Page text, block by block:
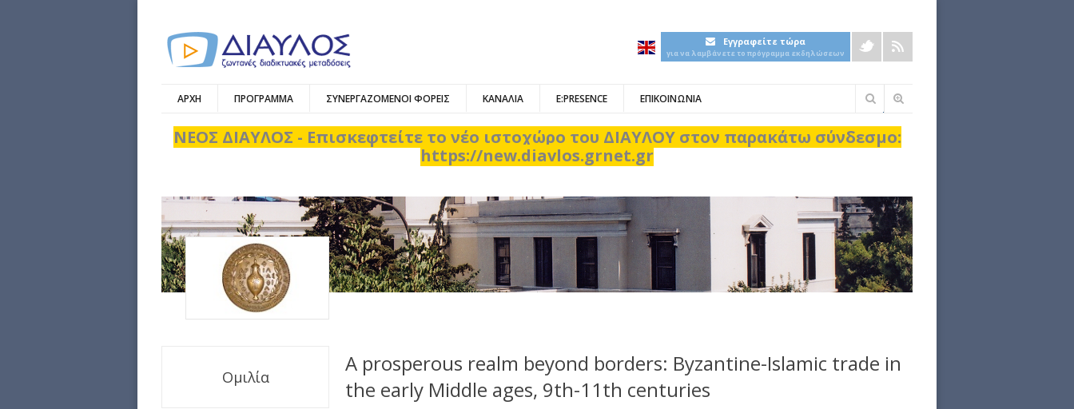
Εγγραφείτε τώρα
για να λαμβάνετε το πρόγραμμα εκδηλώσεων
ΑΡΧΗ ΠΡΟΓΡΑΜΜΑ ΣΥΝΕΡΓΑΖΟΜΕΝΟΙ ΦΟΡΕΙΣ ΚΑΝΑΛΙΑ E:PRESENCE ΕΠΙΚΟΙΝΩΝΙΑ
Φόρμα
αναζήτησης
ΝΕΟΣ ΔΙΑΥΛΟΣ - Επισκεφτείτε το νέο ιστοχώρο του ΔΙΑΥΛΟΥ στον παρακάτω σύνδεσμο:
https://new.diavlos.grnet.gr
A prosperous realm beyond borders: Byzantine-Islamic trade in
the early Middle ages, 9th-11th centuries
Ομιλία